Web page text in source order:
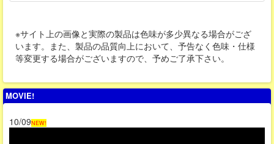
※サイト上の画像と実際の製品は色味が多少異なる場合がござ
います。また、製品の品質向上において、予告なく色味・仕様
等変更する場合がございますので、予めご了承下さい。
MOVIE!
10/09NEW!